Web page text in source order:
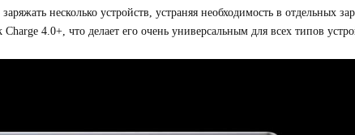
несколько устройств, устраняя необходимость в отдельных
4.0+, что делает его очень универсальным для всех типов